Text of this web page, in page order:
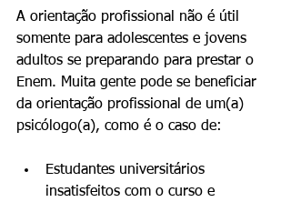
A orientação profissional não é útil
somente para adolescentes e jovens
adultos se preparando para prestar o
Enem. Muita gente pode se beneficiar
da orientação profissional de um(a)
psicólogo(a), como é o caso de:
Estudantes universitários
insatisfeitos com o curso e